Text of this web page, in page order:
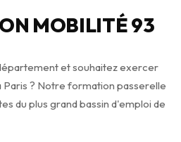
MOBILITÉ 93
et souhaitez exercer
Paris ? Notre formation passerelle
du plus grand bassin d'emploi de